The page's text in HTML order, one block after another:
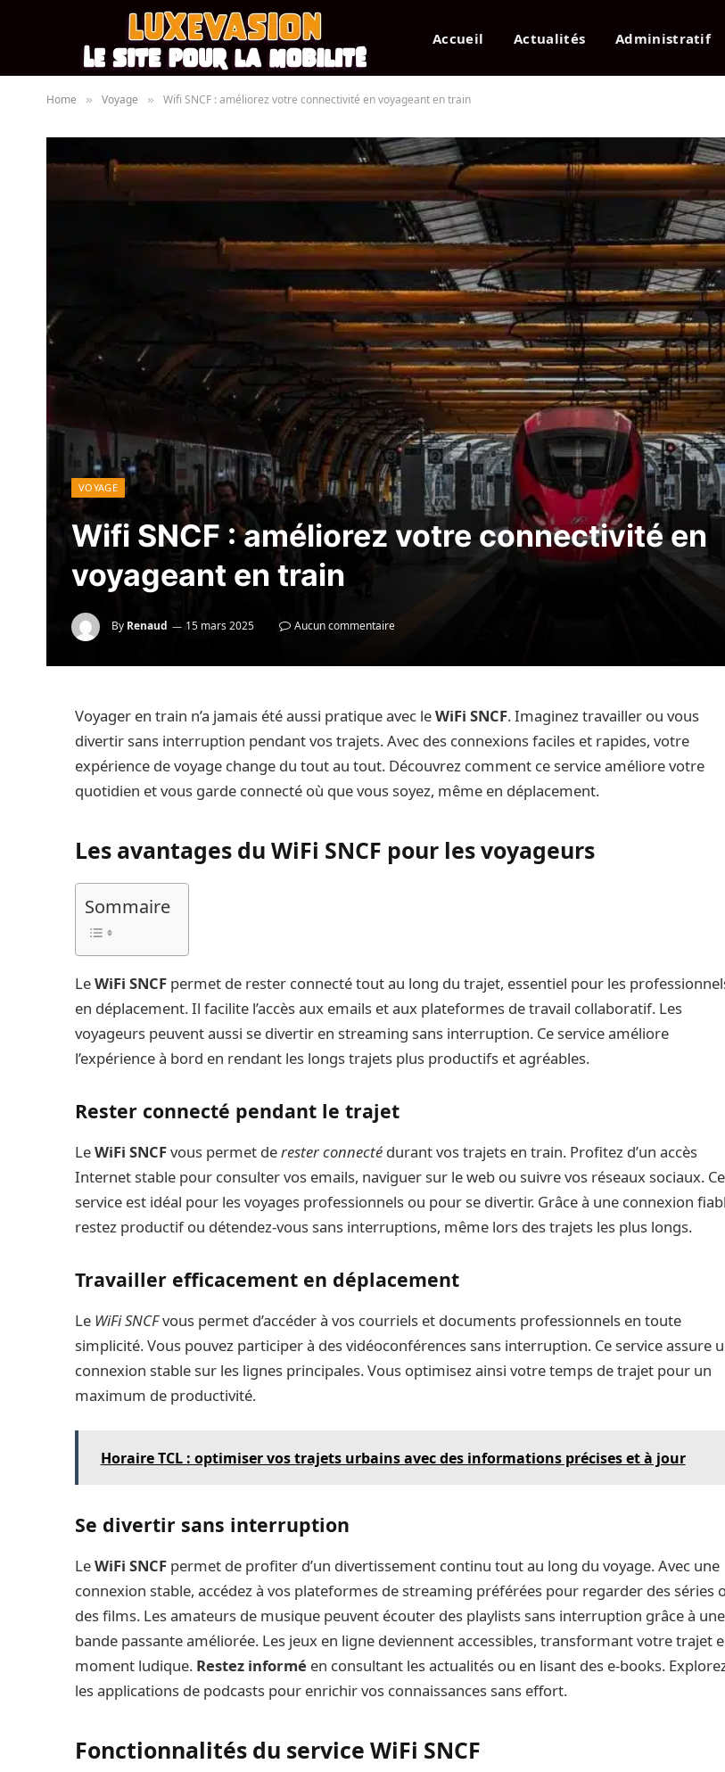
Accueil Actualités Administratif
Home » Voyage » Wifi SNCF : améliorez votre connectivité en voyageant en train
VOYAGE
Wifi SNCF : améliorez votre connectivité en
voyageant en train
By Renaud 15 mars 2025 Aucun commentaire
Voyager en train n’a jamais été aussi pratique avec leWiFi SNCF. Imaginez travailler ou vous
divertir sans interruption pendant vos trajets. Avec des connexions faciles et rapides, votre
expérience de voyage change du tout au tout. Découvrez comment ce service améliore votre
quotidien et vous garde connecté où que vous soyez, même en déplacement.
Les avantages du WiFi SNCF pour les voyageurs
Sommaire
LeWiFi SNCF permet de rester connecté tout au long du trajet, essentiel pour les
en déplacement. Il facilite l’accès aux emails et aux plateformes de travail collaboratif. Les
voyageurs peuvent aussi se divertir en streaming sans interruption. Ce service améliore
l’expérience à bord en rendant les longs trajets plus productifs et agréables.
Rester connecté pendant le trajet
LeWiFi SNCFvous permet derester connecté durant vos trajets en train. Profitez d’un accès
Internet stable pour consulter vos emails, naviguer sur le web ou suivre vos réseaux sociaux. Ce
service est idéal pour les voyages professionnels ou pour se divertir. Grâce à une connexion
restez productif ou détendez-vous sans interruptions, même lors des trajets les plus longs.
Travailler efficacement en déplacement
Le WiFi SNCFvous permet d’accéder à vos courriels et documents professionnels en toute
simplicité. Vous pouvez participer à des vidéoconférences sans interruption. Ce service assure
connexion stable sur les lignes principales. Vous optimisez ainsi votre temps de trajet pour un
maximum de productivité.
Horaire TCL : optimiser vos trajets urbains avec des informations précises et à jour
Se divertir sans interruption
LeWiFi SNCF permet de profiter d’un divertissement continu tout au long du voyage. Avec une
connexion stable, accédez à vos plateformes de streaming préférées pour regarder des séries
des films. Les amateurs de musique peuvent écouter des playlists sans interruption grâce à une
bande passante améliorée. Les jeux en ligne deviennent accessibles, transformant votre trajet
moment ludique. Restez informé en consultant les actualités ou en lisant des e-books.
les applications de podcasts pour enrichir vos connaissances sans effort.
Fonctionnalités du service WiFi SNCF